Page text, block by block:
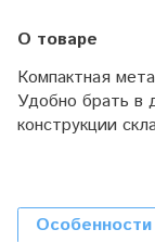
О товаре
Компактная
Удобно брать в
конструкции
Особенности